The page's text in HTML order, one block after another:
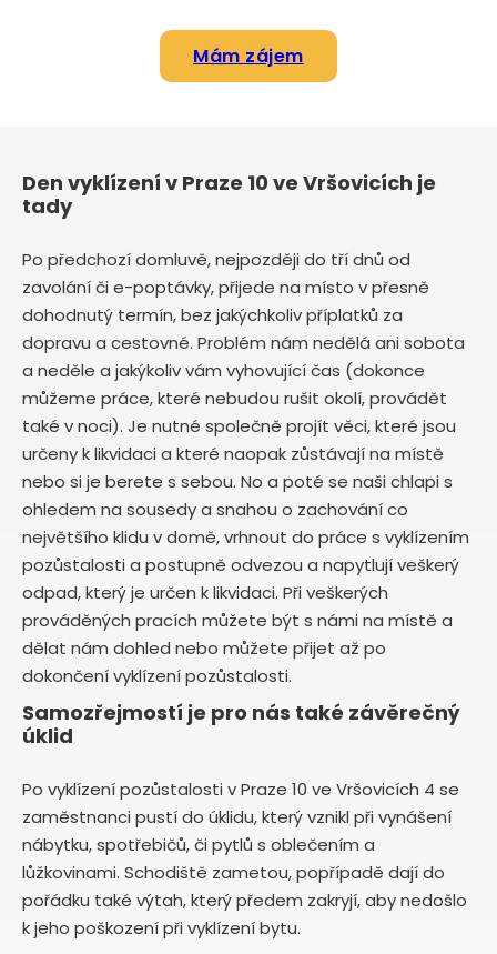
Mám zájem
Den vyklízení v Praze 10 ve Vršovicích je
tady
Po předchozí domluvě, nejpozději do tří dnů od
zavolání či e-poptávky, přijede na místo v přesně
dohodnutý termín, bez jakýchkoliv příplatků za
dopravu a cestovné. Problém nám nedělá ani sobota
a neděle a jakýkoliv vám vyhovující čas (dokonce
můžeme práce, které nebudou rušit okolí, provádět
také v noci). Je nutné společně projít věci, které jsou
určeny k likvidaci a které naopak zůstávají na místě
nebo si je berete s sebou. No a poté se naši chlapi s
ohledem na sousedy a snahou o zachování co
největšího klidu v domě, vrhnout do práce s vyklízením
pozůstalosti a postupně odvezou a napytlují veškerý
odpad, který je určen k likvidaci. Při veškerých
prováděných pracích můžete být s námi na místě a
dělat nám dohled nebo můžete přijet až po
dokončení vyklízení pozůstalosti.
Samozřejmostí je pro nás také závěrečný
úklid
Po vyklízení pozůstalosti v Praze 10 ve Vršovicích 4 se
zaměstnanci pustí do úklidu, který vznikl při vynášení
nábytku, spotřebičů, či pytlů s oblečením a
lůžkovinami. Schodiště zametou, popřípadě dají do
pořádku také výtah, který předem zakryjí, aby nedošlo
k jeho poškození při vyklízení bytu.